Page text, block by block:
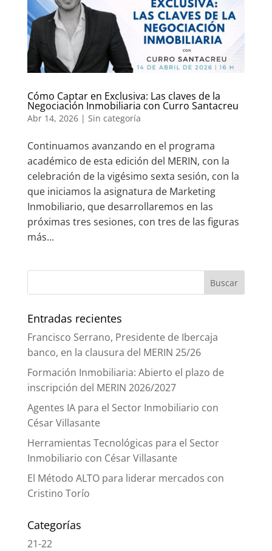
Cómo Captar en Exclusiva: Las claves de la
Negociación Inmobiliaria con Curro Santacreu
Abr 14, 2026| Sin categoría
Continuamos avanzando en el programa
académico de esta edición del MERIN, con la
celebración de la vigésimo sexta sesión, con la
que iniciamos la asignatura de Marketing
Inmobiliario, que desarrollaremos en las
próximas tres sesiones, con tres de las figuras
más...
Entradas recientes
Francisco Serrano, Presidente de Ibercaja
banco, en la clausura del MERIN 25/26
Formación Inmobiliaria: Abierto el plazo de
inscripción del MERIN 2026/2027
Agentes IA para el Sector Inmobiliario con
César Villasante
Herramientas Tecnológicas para el Sector
Inmobiliario con César Villasante
El Método ALTO para liderar mercados con
Cristino Torío
Categorías
21-22